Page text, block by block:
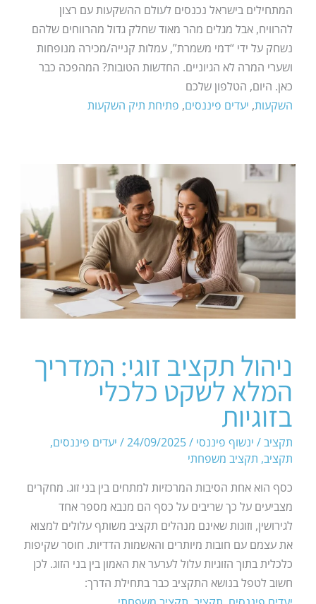
המתחילים בישראל נכנסים לעולם ההשקעות עם רצון
להרוויח, אבל מגלים מהר מאוד שחלק גדול מהרווחים שלהם
נשחק על ידי “דמי משמרת”, עמלות קנייה/מכירה מנופחות
ושערי המרה לא הגיוניים. החדשות הטובות? המהפכה כבר
כאן. היום, הטלפון שלכם
השקעות, יעדים פיננסים, פתיחת תיק השקעות
ניהול תקציב זוגי: המדריך
המלא לשקט כלכלי
בזוגיות
תקציב/ ינשוף פיננסי /
24/09/2025
/ יעדים פיננסים,
תקציב, תקציב משפחתי
כסף הוא אחת הסיבות המרכזיות למתחים בין בני זוג. מחקרים
מצביעים על כך שריבים על כסף הם מנבא מספר אחד
לגירושין, וזוגות שאינם מנהלים תקציב משותף עלולים למצוא
את עצמם עם חובות מיותרים והאשמות הדדיות. חוסר שקיפות
כלכלית בתוך הזוגיות עלול לערער את האמון בין בני הזוג. לכן
חשוב לטפל בנושא התקציב כבר בתחילת הדרך: